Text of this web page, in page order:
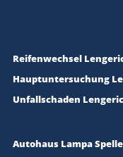
Reifenwechsel
Hauptuntersuchung
Unfallschaden
Autohaus Lampa Spelle